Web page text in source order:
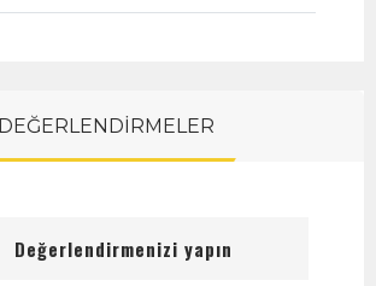
DEĞERLENDİRMELER
Değerlendirmenizi yapın